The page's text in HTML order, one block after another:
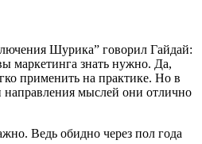
Шурика” говорил Гайдай:
маркетинга знать нужно. Да,
применить на практике. Но в
направления мыслей они отлично
Ведь обидно через пол года